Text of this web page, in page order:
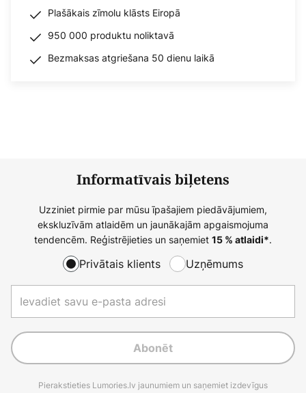
Plašākais zīmolu klāsts Eiropā
950 000 produktu noliktavā
Bezmaksas atgriešana 50 dienu laikā
Informatīvais biļetens
Uzziniet pirmie par mūsu īpašajiem piedāvājumiem,
ekskluzīvām atlaidēm un jaunākajām apgaismojuma
tendencēm. Reģistrējieties un saņemiet 15 % atlaidi*.
Privātais klients Uzņēmums
Abonēt
Pierakstieties Lumories.lv jaunumiem un saņemiet izdevīgus